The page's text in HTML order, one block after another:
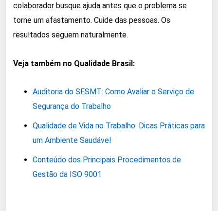
colaborador busque ajuda antes que o problema se
torne um afastamento. Cuide das pessoas. Os
resultados seguem naturalmente.
Veja também no Qualidade Brasil:
Auditoria do SESMT: Como Avaliar o Serviço de
Segurança do Trabalho
Qualidade de Vida no Trabalho: Dicas Práticas para
um Ambiente Saudável
Conteúdo dos Principais Procedimentos de
Gestão da ISO 9001